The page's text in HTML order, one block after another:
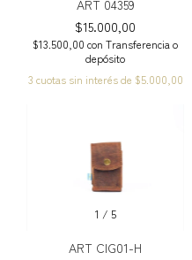
ART 04359
$15.000,00
$13.500,00 con Transferencia o
depósito
3 cuotas sin interés de $5.000,00
1 / 5
ART CIG01-H